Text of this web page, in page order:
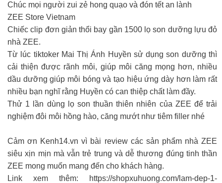
Chúc mọi người zui zẻ hong quạo và đón tết an lành
ZEE Store Vietnam
Chiếc clip đơn giản thổi bay gần 1500 lọ son dưỡng lựu đỏ
nhà ZEE.
Từ lúc tiktoker Mai Thị Ánh Huyền sử dụng son dưỡng thì
cải thiện được rãnh môi, giúp môi căng mọng hơn, nhiều
dầu dưỡng giúp môi bóng và tạo hiệu ứng dày hơn làm rất
nhiều bạn nghĩ rằng Huyền có can thiệp chất làm đầy.
Thử 1 lần dùng lọ son thuần thiên nhiên của ZEE để trải
nghiệm đôi môi hồng hào, căng mướt như tiêm filler nhé
Cảm ơn Kenh14.vn vì bài review các sản phẩm nhà ZEE
siêu xịn mịn mà vẫn trẻ trung và dễ thương đúng tinh thần
ZEE mong muốn mang đến cho khách hàng.
Link xem thêm: https://shopxuhuong.com/lam-dep-1-